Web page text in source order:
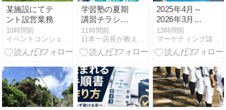
SALE
COMMUNITY
DAY Vol.2」を
9月22日に開
催決定！
某施設にてテ
ント設営業務
10時間前
学習塾の夏期
講習チラシは
どう作る？反
響を高めるデ
ザインと集客
11時間前
2025年4月～
2026年3月の
振り返り
13時間前